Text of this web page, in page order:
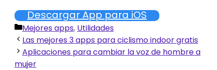
Descargar App para iOS
Categorías
Mejores apps, Utilidades
Las mejores 3 apps para ciclismo indoor gratis
Aplicaciones para cambiar la voz de hombre a
mujer